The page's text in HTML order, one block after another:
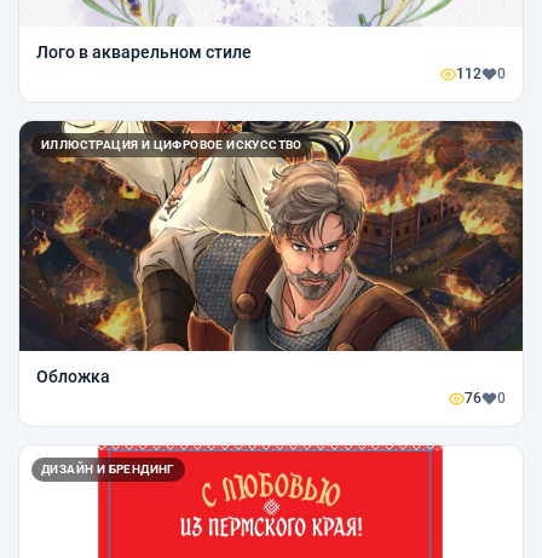
Лого в акварельном стиле
112 0
ИЛЛЮСТРАЦИЯ И ЦИФРОВОЕ ИСКУССТВО
Обложка
76 0
ДИЗАЙН И БРЕНДИНГ